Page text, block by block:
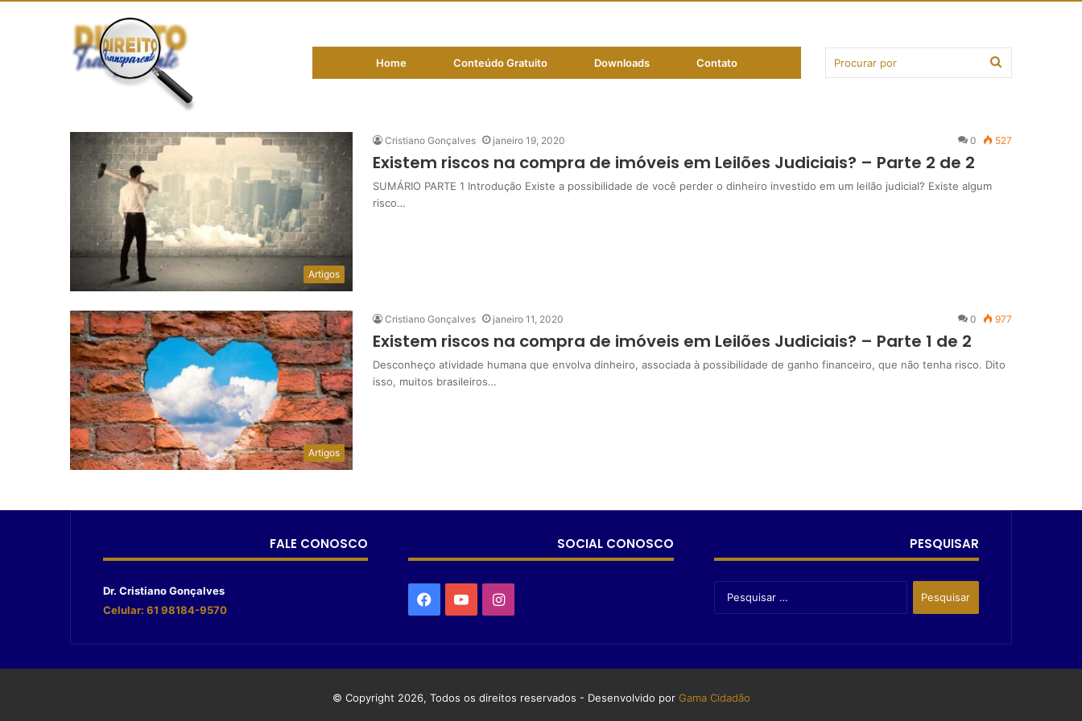
Home Conteúdo Gratuito Downloads Contato
Artigos
Cristiano Gonçalves janeiro 19, 2020 0 527
Existem riscos na compra de imóveis em Leilões Judiciais? – Parte 2 de 2
SUMÁRIO PARTE 1 Introdução Existe a possibilidade de você perder o dinheiro investido em um leilão judicial? Existe algum
risco…
Artigos
Cristiano Gonçalves janeiro 11, 2020 0 977
Existem riscos na compra de imóveis em Leilões Judiciais? – Parte 1 de 2
Desconheço atividade humana que envolva dinheiro, associada à possibilidade de ganho financeiro, que não tenha risco. Dito
isso, muitos brasileiros…
FALE CONOSCO
Dr. Cristiano Gonçalves
Celular: 61 98184-9570
SOCIAL CONOSCO PESQUISAR
© Copyright 2026, Todos os direitos reservados - Desenvolvido por Gama Cidadão